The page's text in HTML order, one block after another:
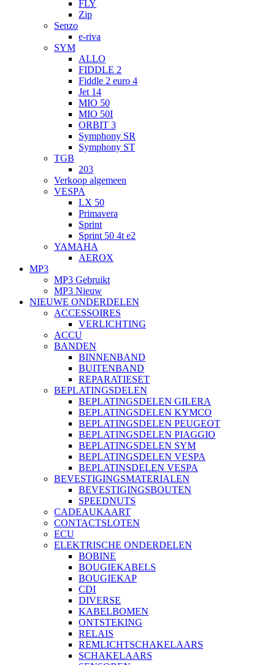
FLY
Zip
Senzo
e-riva
SYM
ALLO
FIDDLE 2
Fiddle 2 euro 4
Jet 14
MIO 50
MIO 50I
ORBIT 3
Symphony SR
Symphony ST
TGB
203
Verkoop algemeen
VESPA
LX 50
Primavera
Sprint
Sprint 50 4t e2
YAMAHA
AEROX
MP3
MP3 Gebruikt
MP3 Nieuw
NIEUWE ONDERDELEN
ACCESSOIRES
VERLICHTING
ACCU
BANDEN
BINNENBAND
BUITENBAND
REPARATIESET
BEPLATINGSDELEN
BEPLATINGSDELEN GILERA
BEPLATINGSDELEN KYMCO
BEPLATINGSDELEN PEUGEOT
BEPLATINGSDELEN PIAGGIO
BEPLATINGSDELEN SYM
BEPLATINGSDELEN VESPA
BEPLATINSDELEN VESPA
BEVESTIGINGSMATERIALEN
BEVESTIGINGSBOUTEN
SPEEDNUTS
CADEAUKAART
CONTACTSLOTEN
ECU
ELEKTRISCHE ONDERDELEN
BOBINE
BOUGIEKABELS
BOUGIEKAP
CDI
DIVERSE
KABELBOMEN
ONTSTEKING
RELAIS
REMLICHTSCHAKELAARS
SCHAKELAARS